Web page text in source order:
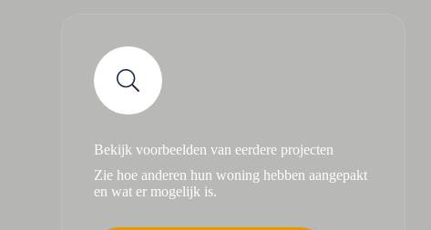
Bekijk voorbeelden van eerdere projecten
Zie hoe anderen hun woning hebben aangepakt
en wat er mogelijk is.